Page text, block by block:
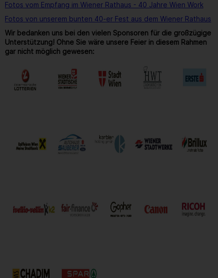
Fotos vom Empfang im Wiener Rathaus - 40 Jahre Wien Work
Fotos von unserem bunten 40-er Fest aus dem Wiener Rathaus
Wir bedanken uns bei den vielen Sponsoren für die großzügige
Unterstützung! Ohne Sie wäre unsere Feier in diesem Rahmen
gar nicht möglich gewesen: